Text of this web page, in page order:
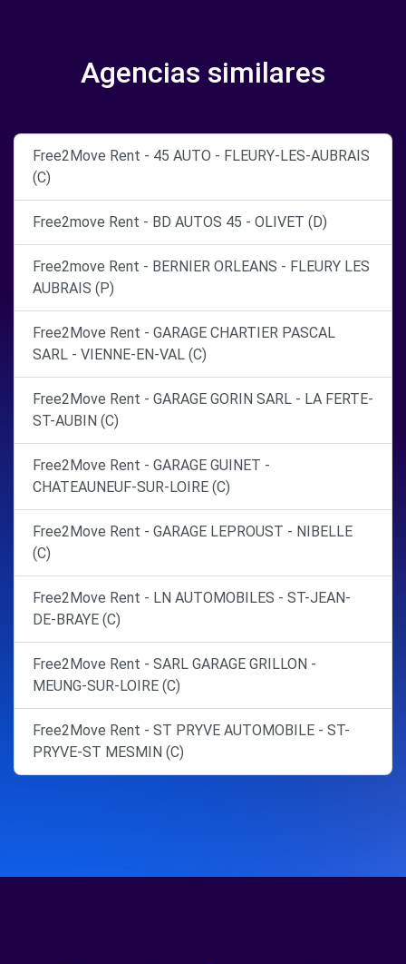
Agencias similares
Free2Move Rent - 45 AUTO - FLEURY-LES-AUBRAIS
(C)
Free2move Rent - BD AUTOS 45 - OLIVET (D)
Free2move Rent - BERNIER ORLEANS - FLEURY LES
AUBRAIS (P)
Free2Move Rent - GARAGE CHARTIER PASCAL
SARL - VIENNE-EN-VAL (C)
Free2Move Rent - GARAGE GORIN SARL - LA FERTE-
ST-AUBIN (C)
Free2Move Rent - GARAGE GUINET -
CHATEAUNEUF-SUR-LOIRE (C)
Free2Move Rent - GARAGE LEPROUST - NIBELLE
(C)
Free2Move Rent - LN AUTOMOBILES - ST-JEAN-
DE-BRAYE (C)
Free2Move Rent - SARL GARAGE GRILLON -
MEUNG-SUR-LOIRE (C)
Free2Move Rent - ST PRYVE AUTOMOBILE - ST-
PRYVE-ST MESMIN (C)